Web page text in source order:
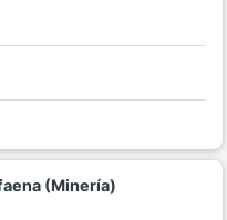
(Minería)